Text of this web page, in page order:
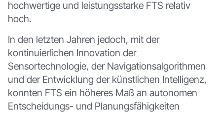
hochwertige und leistungsstarke FTS relativ
hoch.
In den letzten Jahren jedoch, mit der
kontinuierlichen Innovation der
Sensortechnologie, der Navigationsalgorithmen
und der Entwicklung der künstlichen Intelligenz,
konnten FTS ein höheres Maß an autonomen
Entscheidungs- und Planungsfähigkeiten